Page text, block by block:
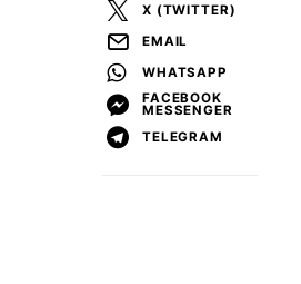
X (TWITTER)
EMAIL
WHATSAPP
FACEBOOK
MESSENGER
TELEGRAM